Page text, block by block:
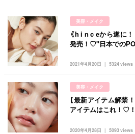
manimani について
カテゴリー一覧
韓国
美容・メイク
2021年4月20日 5324 views
《h i n c eから遂に
発売！♡''日本での
美容・メイク
2020年4月28日 5093 views
【最新アイテム解禁
アイテムはこれ！♡！